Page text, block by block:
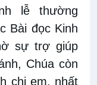
lễ thường
Bài đọc Kinh
sự trợ giúp
Chúa còn
chị em, nhất